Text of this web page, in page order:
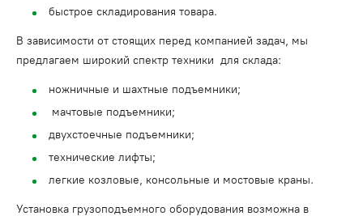
быстрое складирования товара.
В зависимости от стоящих перед компанией задач, мы
предлагаем широкий спектр техники для склада:
ножничные и шахтные подъемники;
мачтовые подъемники;
двухстоечные подъемники;
технические лифты;
легкие козловые, консольные и мостовые краны.
Установка грузоподъемного оборудования возможна в